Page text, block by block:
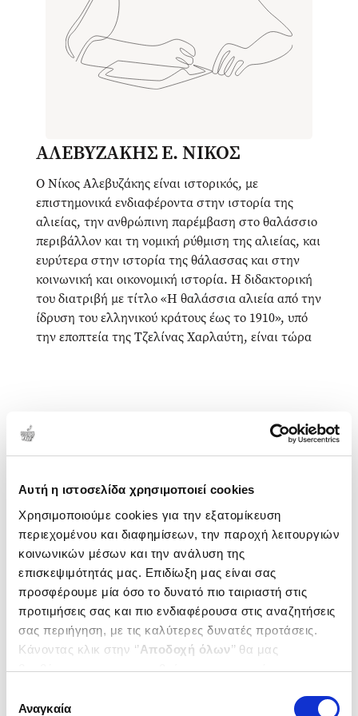
Αυτή η ιστοσελίδα χρησιμοποιεί cookies
Χρησιμοποιούμε cookies για την εξατομίκευση
περιεχομένου και διαφημίσεων, την παροχή λειτουργιών
κοινωνικών μέσων και την ανάλυση της
επισκεψιμότητάς μας. Επιδίωξη μας είναι σας
προσφέρουμε μία όσο το δυνατό πιο ταιριαστή στις
προτιμήσεις σας και πιο ενδιαφέρουσα στις αναζητήσεις
σας περιήγηση, με τις καλύτερες δυνατές προτάσεις.
Κάνοντας κλικ στην ‘’Αποδοχή όλων’’ θα μας
βοηθήσετε να ανταποκριθούμε στα παραπάνω.
ενδιαφέρουν και να επιλέξετε από τα παρακάτω με την
συγκατάθεσης
Αναγκαία
ΑΛΕΒΥΖΑΚΗΣ Ε. ΝΙΚΟΣ
Ο Νίκος Αλεβυζάκης είναι ιστορικός, με
επιστημονικά ενδιαφέροντα στην ιστορία της
αλιείας, την ανθρώπινη παρέμβαση στο θαλάσσιο
περιβάλλον και τη νομική ρύθμιση της αλιείας, και
ευρύτερα στην ιστορία της θάλασσας και στην
κοινωνική και οικονομική ιστορία. Η διδακτορική
του διατριβή με τίτλο «Η θαλάσσια αλιεία από την
ίδρυση του ελληνικού κράτους έως το 1910», υπό
την εποπτεία της Τζελίνας Χαρλαύτη, είναι τώρα
στο Πανεπιστήμιο Αιγαίου και στο Ινστιτούτο
Μεσογειακών Σπουδών - ΙΤΕ. Έχει σημαντικό
κεφάλαια βιβλίων.
1-1 από 1 προϊόντα
Δημοτικότητα